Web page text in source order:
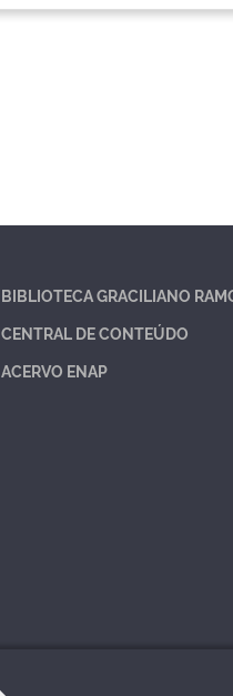
BIBLIOTECA GRACILIANO
CENTRAL DE CONTEÚDO
ACERVO ENAP